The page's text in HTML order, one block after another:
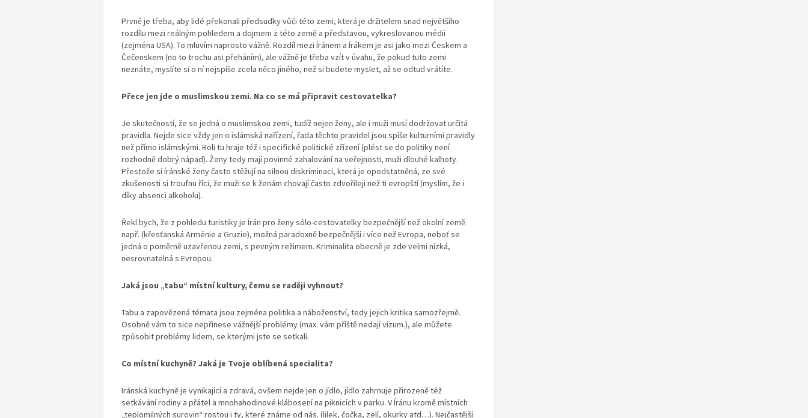
Prvně je třeba, aby lidé překonali předsudky vůči této zemi, která je držitelem snad největšího
rozdílu mezi reálným pohledem a dojmem z této země a představou, vykreslovanou médii
(zejména USA). To mluvím naprosto vážně. Rozdíl mezi Íránem a Írákem je asi jako mezi Českem a
Čečenskem (no to trochu asi přeháním), ale vážně je třeba vzít v úvahu, že pokud tuto zemi
neznáte, myslíte si o ní nejspíše zcela něco jiného, než si budete myslet, až se odtud vrátíte.
Přece jen jde o muslimskou zemi. Na co se má připravit cestovatelka?
Je skutečností, že se jedná o muslimskou zemi, tudíž nejen ženy, ale i muži musí dodržovat určitá
pravidla. Nejde sice vždy jen o islámská nařízení, řada těchto pravidel jsou spíše kulturními pravidly
než přímo islámskými. Roli tu hraje též i specifické politické zřízení (plést se do politiky není
rozhodně dobrý nápad). Ženy tedy mají povinné zahalování na veřejnosti, muži dlouhé kalhoty.
Přestože si íránské ženy často stěžují na silnou diskriminaci, která je opodstatněná, ze své
zkušenosti si troufnu říci, že muži se k ženám chovají často zdvořileji než ti evropští (myslím, že i
díky absenci alkoholu).
Řekl bych, že z pohledu turistiky je Írán pro ženy sólo-cestovatelky bezpečnější než okolní země
např. (křesťanská Arménie a Gruzie), možná paradoxně bezpečnější i více než Evropa, neboť se
jedná o poměrně uzavřenou zemi, s pevným režimem. Kriminalita obecně je zde velmi nízká,
nesrovnatelná s Evropou.
Jaká jsou „tabu“ místní kultury, čemu se raději vyhnout?
Tabu a zapovězená témata jsou zejména politika a náboženství, tedy jejich kritika samozřejmě.
Osobně vám to sice nepřinese vážnější problémy (max. vám příště nedají vízum.), ale můžete
způsobit problémy lidem, se kterými jste se setkali.
Co místní kuchyně? Jaká je Tvoje oblíbená specialita?
Iránská kuchyně je vynikající a zdravá, ovšem nejde jen o jídlo, jídlo zahrnuje přirozeně též
setkávání rodiny a přátel a mnohahodinové klábosení na piknicích v parku. V Íránu kromě místních
„teplomilných surovin“ rostou i ty, které známe od nás. (lilek, čočka, zelí, okurky atd…). Nejčastější